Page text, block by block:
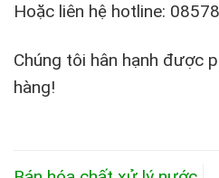
Hoặc liên hệ hotline:
Chúng tôi hân hạnh được
hàng!